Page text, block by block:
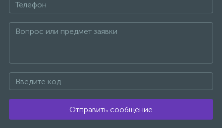
+7
Отправить сообщение
Электронные смесители для раковины